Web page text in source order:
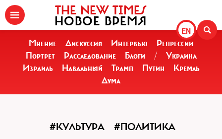
EN
THE NEW TIMES
НОВОЕ ВРЕМЯ
Мнение Дискуссия Интервью
Репрессии
Портрет
Расследование Блоги /
Украина
Израиль
Навальный Трамп Путин
Кремль
Дума
#КУЛЬТУРА #ПОЛИТИКА